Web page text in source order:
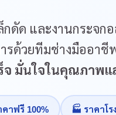
กดัด และงานกระจ
รด้วยทีมช่างมืออา
ร็จ มั่นใจในคุณภาพแ
าฟรี 100% 🏭 ราคาโ